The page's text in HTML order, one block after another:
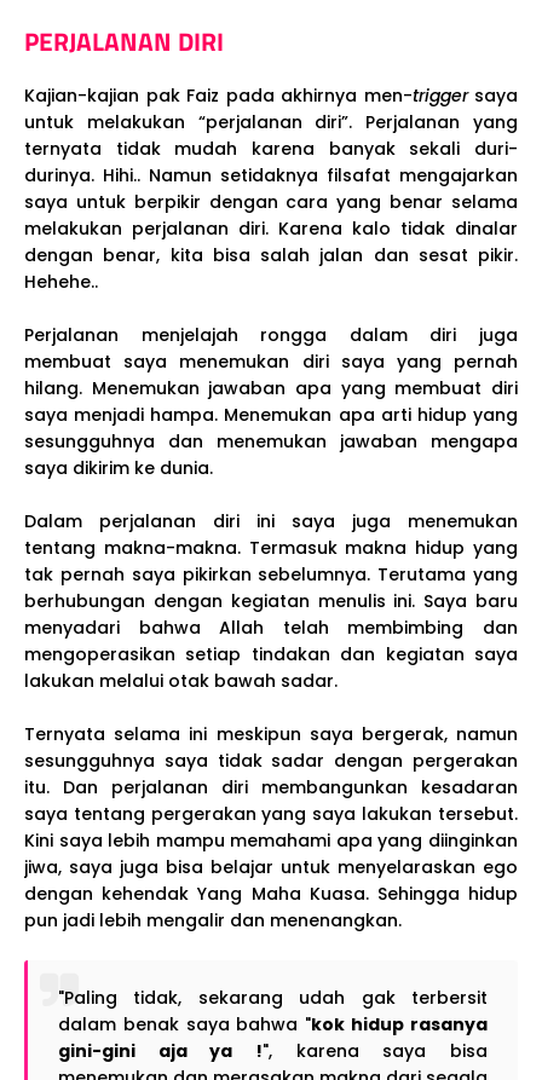
PERJALANAN DIRI
Kajian-kajian pak Faiz pada akhirnya men-triggersaya
untuk melakukan “perjalanan diri”. Perjalanan yang
ternyata tidak mudah karena banyak sekali duri-
durinya. Hihi.. Namun setidaknya filsafat mengajarkan
saya untuk berpikir dengan cara yang benar selama
melakukan perjalanan diri. Karena kalo tidak dinalar
dengan benar, kita bisa salah jalan dan sesat pikir.
Hehehe..
Perjalanan menjelajah rongga dalam diri juga
membuat saya menemukan diri saya yang pernah
hilang. Menemukan jawaban apa yang membuat diri
saya menjadi hampa. Menemukan apa arti hidup yang
sesungguhnya dan menemukan jawaban mengapa
saya dikirim ke dunia.
Dalam perjalanan diri ini saya juga menemukan
tentang makna-makna. Termasuk makna hidup yang
tak pernah saya pikirkan sebelumnya. Terutama yang
berhubungan dengan kegiatan menulis ini. Saya baru
menyadari bahwa Allah telah membimbing dan
mengoperasikan setiap tindakan dan kegiatan saya
lakukan melalui otak bawah sadar.
Ternyata selama ini meskipun saya bergerak, namun
sesungguhnya saya tidak sadar dengan pergerakan
itu. Dan perjalanan diri membangunkan kesadaran
saya tentang pergerakan yang saya lakukan tersebut.
Kini saya lebih mampu memahami apa yang diinginkan
jiwa, saya juga bisa belajar untuk menyelaraskan ego
dengan kehendak Yang Maha Kuasa. Sehingga hidup
pun jadi lebih mengalir dan menenangkan.
"Paling tidak, sekarang udah gak terbersit
dalam benak saya bahwa "kok hidup rasanya
gini-gini aja ya !", karena saya bisa